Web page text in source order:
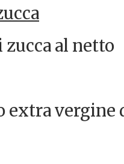
zucca al netto
extra vergine